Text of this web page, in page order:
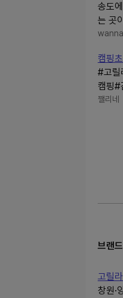
송도
는 곳
캠핑
#고릴
캠핑#
쨀리네
브랜
고릴
창원·